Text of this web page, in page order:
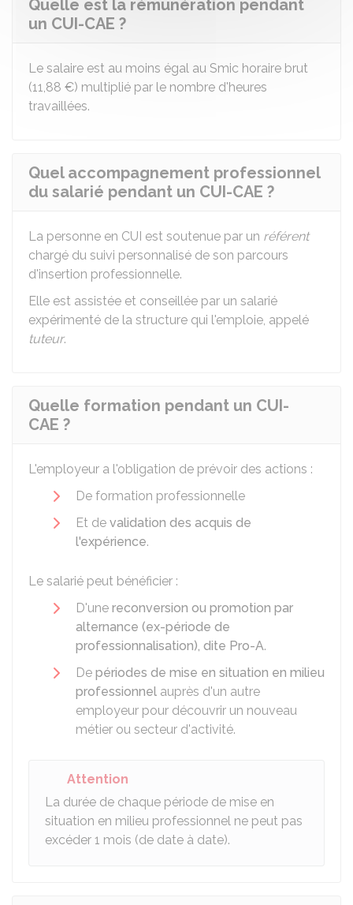
Quelle est la rémunération pendant
un CUI-CAE ?
Le salaire est au moins égal au Smic horaire brut
(11,88 €) multiplié par le nombre d'heures
travaillées.
Quel accompagnement professionnel
du salarié pendant un CUI-CAE ?
La personne en CUI est soutenue par un référent
chargé du suivi personnalisé de son parcours
d'insertion professionnelle.
Elle est assistée et conseillée par un salarié
expérimenté de la structure qui l'emploie, appelé
tuteur.
Quelle formation pendant un CUI-
CAE ?
L'employeur a l'obligation de prévoir des actions :
De formation professionnelle
Et de validation des acquis de
l'expérience.
Le salarié peut bénéficier :
D'une reconversion ou promotion par
alternance (ex-période de
professionnalisation), dite Pro-A.
De périodes de mise en situation en milieu
professionnel auprès d'un autre
employeur pour découvrir un nouveau
métier ou secteur d'activité.
Attention
La durée de chaque période de mise en
situation en milieu professionnel ne peut pas
excéder 1 mois (de date à date).